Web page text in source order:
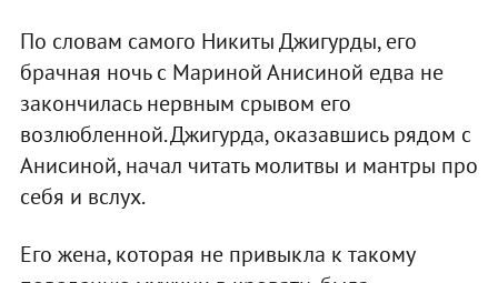
По словам самого Никиты Джигурды, его
брачная ночь с Мариной Анисиной едва не
закончилась нервным срывом его
возлюбленной. Джигурда, оказавшись рядом с
Анисиной, начал читать молитвы и мантры про
себя и вслух.
Его жена, которая не привыкла к такому